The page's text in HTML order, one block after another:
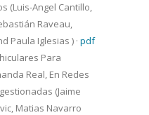
(Luis-Angel Cantillo,
Raveau,
Paula Iglesias ) · pdf
Para
Real, En Redes
(Jaime
Matias Navarro